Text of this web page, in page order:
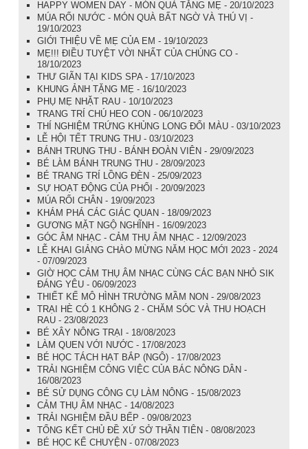
HAPPY WOMEN DAY - MÓN QUÀ TẶNG MẸ - 20/10/2023
MÚA RỐI NƯỚC - MÓN QUÀ BẤT NGỜ VÀ THÚ VỊ -
19/10/2023
GIỚI THIỆU VỀ MẸ CỦA EM - 19/10/2023
MẸ!!! ĐIỀU TUYỆT VỜI NHẤT CỦA CHÚNG CO -
18/10/2023
THƯ GIÃN TẠI KIDS SPA - 17/10/2023
KHUNG ẢNH TẶNG MẸ - 16/10/2023
PHỤ MẸ NHẶT RAU - 10/10/2023
TRANG TRÍ CHÚ HEO CON - 06/10/2023
THÍ NGHIỆM TRỨNG KHỦNG LONG ĐỔI MÀU - 03/10/2023
LỄ HỘI TẾT TRUNG THU - 03/10/2023
BÁNH TRUNG THU - BÁNH ĐOÀN VIÊN - 29/09/2023
BÉ LÀM BÁNH TRUNG THU - 28/09/2023
BÉ TRANG TRÍ LỒNG ĐÈN - 25/09/2023
SỰ HOẠT ĐỘNG CỦA PHỔI - 20/09/2023
MÚA RỐI CHÂN - 19/09/2023
KHÁM PHÁ CÁC GIÁC QUAN - 18/09/2023
GƯƠNG MẶT NGỘ NGHĨNH - 16/09/2023
GÓC ÂM NHẠC - CẢM THỤ ÂM NHẠC - 12/09/2023
LỄ KHAI GIẢNG CHÀO MỪNG NĂM HỌC MỚI 2023 - 2024
- 07/09/2023
GIỜ HỌC CẢM THỤ ÂM NHẠC CÙNG CÁC BẠN NHỎ SIK
ĐÁNG YÊU - 06/09/2023
THIẾT KẾ MÔ HÌNH TRƯỜNG MẦM NON - 29/08/2023
TRẠI HÈ CÓ 1 KHÔNG 2 - CHĂM SÓC VÀ THU HOẠCH
RAU - 23/08/2023
BÉ XÂY NÔNG TRẠI - 18/08/2023
LÀM QUEN VỚI NƯỚC - 17/08/2023
BÉ HỌC TÁCH HẠT BẮP (NGÔ) - 17/08/2023
TRẢI NGHIỆM CÔNG VIỆC CỦA BÁC NÔNG DÂN -
16/08/2023
BÉ SỬ DỤNG CÔNG CỤ LÀM NÔNG - 15/08/2023
CẢM THỤ ÂM NHẠC - 14/08/2023
TRẢI NGHIỆM ĐẦU BẾP - 09/08/2023
TỔNG KẾT CHỦ ĐỀ XỨ SỞ THẦN TIÊN - 08/08/2023
BÉ HỌC KỂ CHUYỆN - 07/08/2023